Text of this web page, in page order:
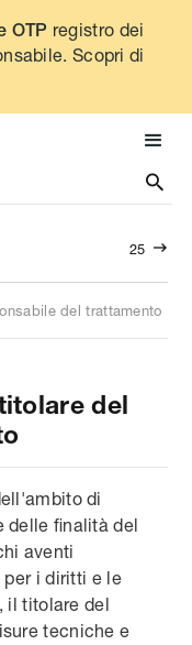
OTP registro dei
Scopri di

25 
del trattamento
del
di
delle finalità del
aventi
per i diritti e le
il titolare del
tecniche e